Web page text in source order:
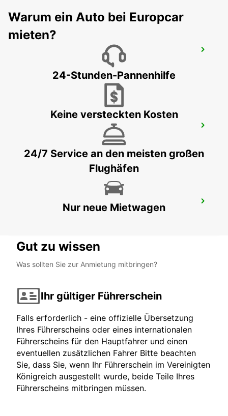
CAMBRIDGE - UNITED KINGDOM
WATFORD - UNITED KINGDOM
BIRMINGHAM NEWTOWN
Warum ein Auto bei Europcar
mieten?
24-Stunden-Pannenhilfe
Keine versteckten Kosten
24/7 Service an den meisten großen
Flughäfen
Nur neue Mietwagen
Gut zu wissen
Was sollten Sie zur Anmietung mitbringen?
Ihr gültiger Führerschein
Falls erforderlich - eine offizielle Übersetzung
Ihres Führerscheins oder eines internationalen
Führerscheins für den Hauptfahrer und einen
eventuellen zusätzlichen Fahrer Bitte beachten
Sie, dass Sie, wenn Ihr Führerschein im Vereinigten
Königreich ausgestellt wurde, beide Teile Ihres
Führerscheins mitbringen müssen.